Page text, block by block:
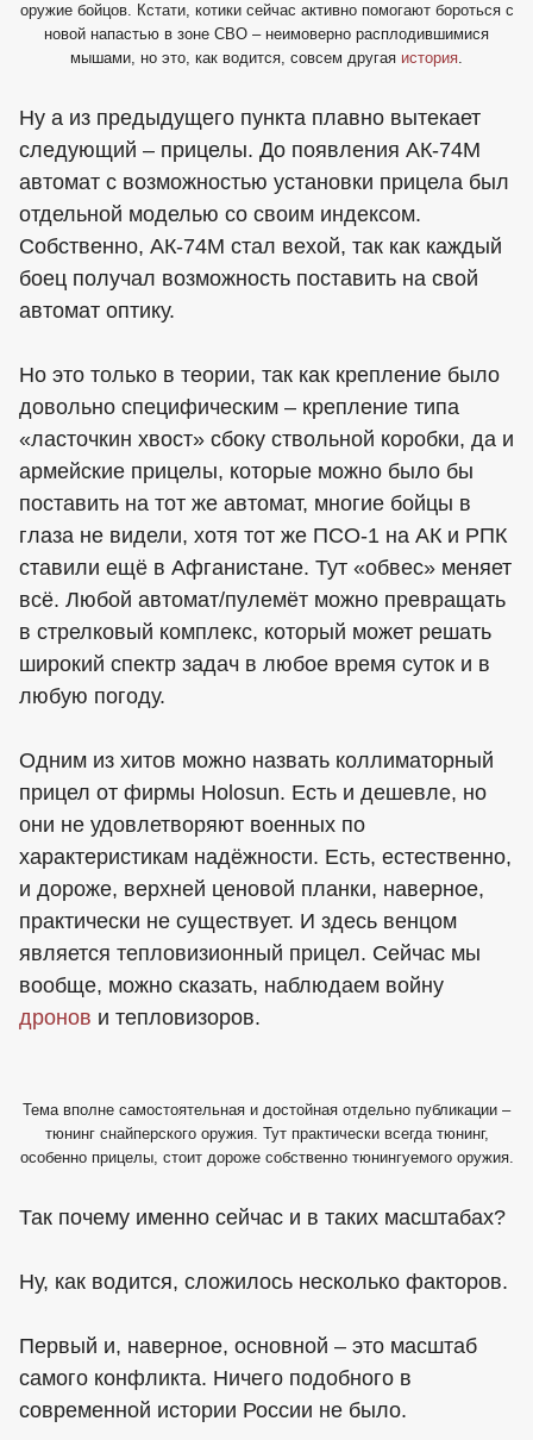
оружие бойцов. Кстати, котики сейчас активно помогают бороться с
новой напастью в зоне СВО – неимоверно расплодившимися
мышами, но это, как водится, совсем другая история.
Ну а из предыдущего пункта плавно вытекает
следующий – прицелы. До появления АК-74М
автомат с возможностью установки прицела был
отдельной моделью со своим индексом.
Собственно, АК-74М стал вехой, так как каждый
боец получал возможность поставить на свой
автомат оптику.
Но это только в теории, так как крепление было
довольно специфическим – крепление типа
«ласточкин хвост» сбоку ствольной коробки, да и
армейские прицелы, которые можно было бы
поставить на тот же автомат, многие бойцы в
глаза не видели, хотя тот же ПСО-1 на АК и РПК
ставили ещё в Афганистане. Тут «обвес» меняет
всё. Любой автомат/пулемёт можно превращать
в стрелковый комплекс, который может решать
широкий спектр задач в любое время суток и в
любую погоду.
Одним из хитов можно назвать коллиматорный
прицел от фирмы Holosun. Есть и дешевле, но
они не удовлетворяют военных по
характеристикам надёжности. Есть, естественно,
и дороже, верхней ценовой планки, наверное,
практически не существует. И здесь венцом
является тепловизионный прицел. Сейчас мы
вообще, можно сказать, наблюдаем войну
дронов и тепловизоров.
Тема вполне самостоятельная и достойная отдельно публикации –
тюнинг снайперского оружия. Тут практически всегда тюнинг,
особенно прицелы, стоит дороже собственно тюнингуемого оружия.
Так почему именно сейчас и в таких масштабах?
Ну, как водится, сложилось несколько факторов.
Первый и, наверное, основной – это масштаб
самого конфликта. Ничего подобного в
современной истории России не было.